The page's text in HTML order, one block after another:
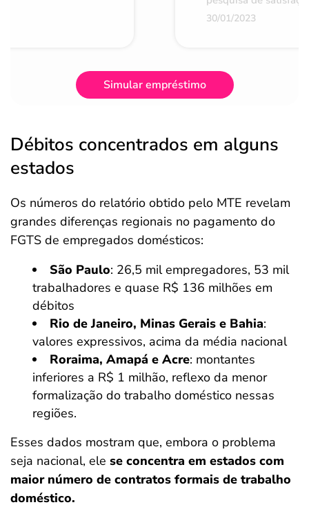
30/01/2023
Simular empréstimo
Débitos concentrados em alguns
estados
Os números do relatório obtido pelo MTE revelam
grandes diferenças regionais no pagamento do
FGTS de empregados domésticos:
São Paulo: 26,5 mil empregadores, 53 mil
trabalhadores e quase R$ 136 milhões em
débitos
Rio de Janeiro, Minas Gerais e Bahia:
valores expressivos, acima da média nacional
Roraima, Amapá e Acre: montantes
inferiores a R$ 1 milhão, reflexo da menor
formalização do trabalho doméstico nessas
regiões.
Esses dados mostram que, embora o problema
seja nacional, ele se concentra em estados com
maior número de contratos formais de trabalho
doméstico.